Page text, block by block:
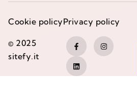
© 2025
sitefy.it
Cookie policyPrivacy policy